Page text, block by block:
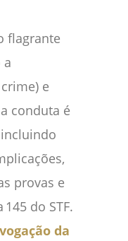
flagrante
a
e
conduta é
provas e
do STF.
da